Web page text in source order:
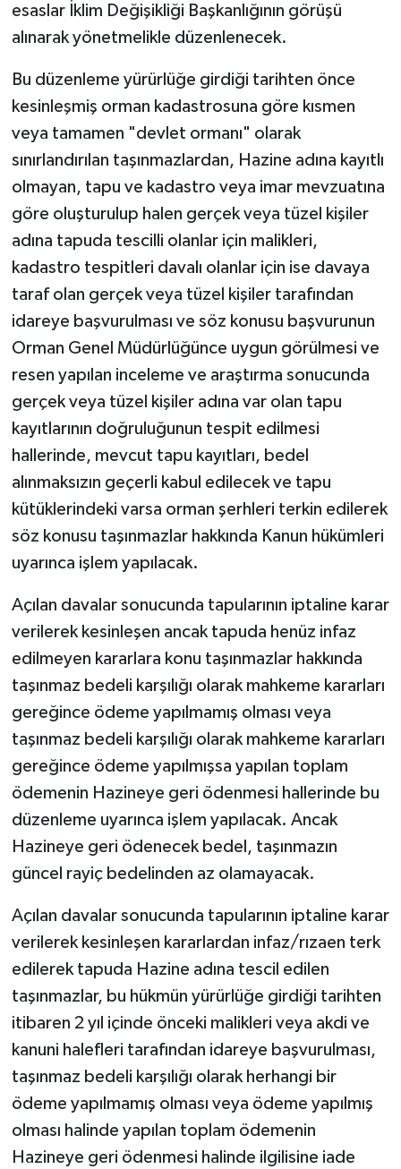
esaslar İklim Değişikliği Başkanlığının görüşü
alınarak yönetmelikle düzenlenecek.
Bu düzenleme yürürlüğe girdiği tarihten önce
kesinleşmiş orman kadastrosuna göre kısmen
veya tamamen "devlet ormanı" olarak
sınırlandırılan taşınmazlardan, Hazine adına kayıtlı
olmayan, tapu ve kadastro veya imar mevzuatına
göre oluşturulup halen gerçek veya tüzel kişiler
adına tapuda tescilli olanlar için malikleri,
kadastro tespitleri davalı olanlar için ise davaya
taraf olan gerçek veya tüzel kişiler tarafından
idareye başvurulması ve söz konusu başvurunun
Orman Genel Müdürlüğünce uygun görülmesi ve
resen yapılan inceleme ve araştırma sonucunda
gerçek veya tüzel kişiler adına var olan tapu
kayıtlarının doğruluğunun tespit edilmesi
hallerinde, mevcut tapu kayıtları, bedel
alınmaksızın geçerli kabul edilecek ve tapu
kütüklerindeki varsa orman şerhleri terkin edilerek
söz konusu taşınmazlar hakkında Kanun hükümleri
uyarınca işlem yapılacak.
Açılan davalar sonucunda tapularının iptaline karar
verilerek kesinleşen ancak tapuda henüz infaz
edilmeyen kararlara konu taşınmazlar hakkında
taşınmaz bedeli karşılığı olarak mahkeme kararları
gereğince ödeme yapılmamış olması veya
taşınmaz bedeli karşılığı olarak mahkeme kararları
gereğince ödeme yapılmışsa yapılan toplam
ödemenin Hazineye geri ödenmesi hallerinde bu
düzenleme uyarınca işlem yapılacak. Ancak
Hazineye geri ödenecek bedel, taşınmazın
güncel rayiç bedelinden az olamayacak.
Açılan davalar sonucunda tapularının iptaline karar
verilerek kesinleşen kararlardan infaz/rızaen terk
edilerek tapuda Hazine adına tescil edilen
taşınmazlar, bu hükmün yürürlüğe girdiği tarihten
itibaren 2 yıl içinde önceki malikleri veya akdi ve
kanuni halefleri tarafından idareye başvurulması,
taşınmaz bedeli karşılığı olarak herhangi bir
ödeme yapılmamış olması veya ödeme yapılmış
olması halinde yapılan toplam ödemenin
Hazineye geri ödenmesi halinde ilgilisine iade